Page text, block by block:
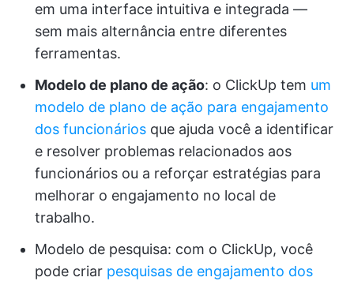
em uma interface intuitiva e integrada —
sem mais alternância entre diferentes
ferramentas.
Modelo de plano de ação: o ClickUp tem um
modelo de plano de ação para engajamento
dos funcionários que ajuda você a identificar
e resolver problemas relacionados aos
funcionários ou a reforçar estratégias para
melhorar o engajamento no local de
trabalho.
Modelo de pesquisa: com o ClickUp, você
pode criar pesquisas de engajamento dos